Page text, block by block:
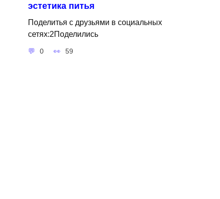
эстетика питья
Поделитья с друзьями в социальных
сетях:2Поделились
0 59